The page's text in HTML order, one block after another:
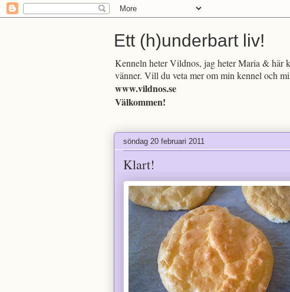
Ett (h)underbart liv!
Kenneln heter Vildnos, jag heter Maria & här
vänner. Vill du veta mer om min kennel och
www.vildnos.se
Välkommen!
söndag 20 februari 2011
Klart!